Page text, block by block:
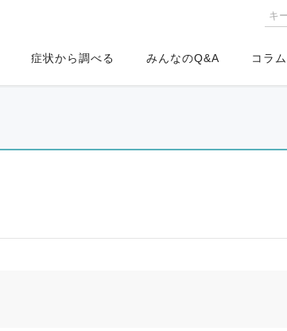
症状から調べる みんなのQ&A コラム